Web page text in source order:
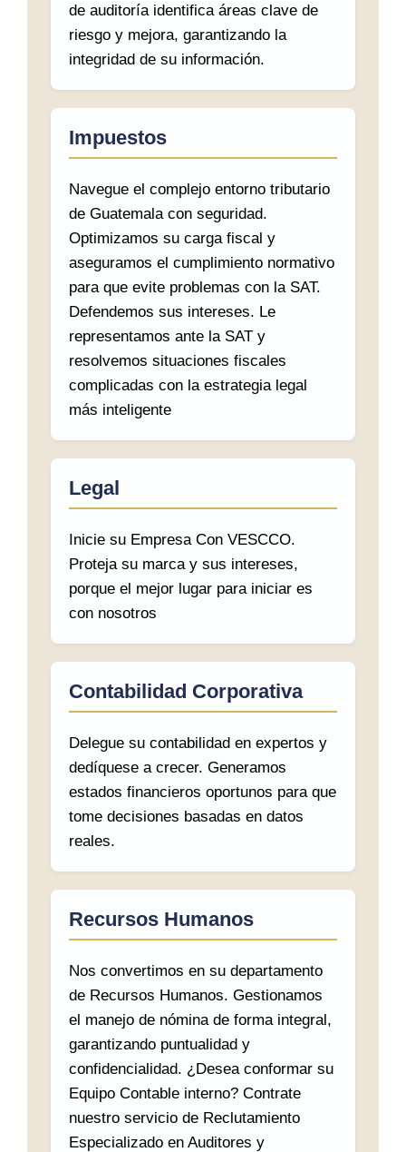
de auditoría identifica áreas clave de
riesgo y mejora, garantizando la
integridad de su información.
Impuestos
Navegue el complejo entorno tributario
de Guatemala con seguridad.
Optimizamos su carga fiscal y
aseguramos el cumplimiento normativo
para que evite problemas con la SAT.
Defendemos sus intereses. Le
representamos ante la SAT y
resolvemos situaciones fiscales
complicadas con la estrategia legal
más inteligente
Legal
Inicie su Empresa Con VESCCO.
Proteja su marca y sus intereses,
porque el mejor lugar para iniciar es
con nosotros
Contabilidad Corporativa
Delegue su contabilidad en expertos y
dedíquese a crecer. Generamos
estados financieros oportunos para que
tome decisiones basadas en datos
reales.
Recursos Humanos
Nos convertimos en su departamento
de Recursos Humanos. Gestionamos
el manejo de nómina de forma integral,
garantizando puntualidad y
confidencialidad. ¿Desea conformar su
Equipo Contable interno? Contrate
nuestro servicio de Reclutamiento
Especializado en Auditores y